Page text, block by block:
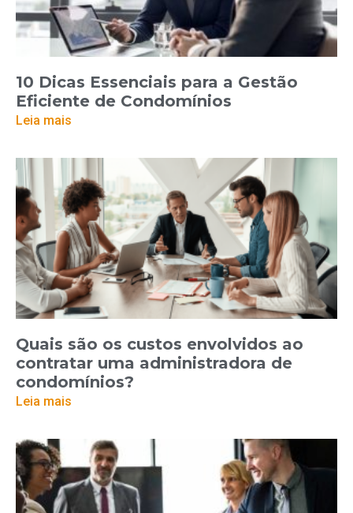
10 Dicas Essenciais para a Gestão
Eficiente de Condomínios
Leia mais
Quais são os custos envolvidos ao
contratar uma administradora de
condomínios?
Leia mais